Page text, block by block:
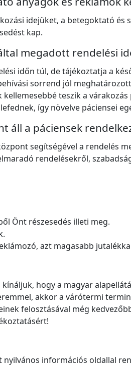
idejüket, a betegoktató
kap.
megadott rendelési
időn túl, de tájékoztatja a
sorrend jól
teszik a várakozás
így növelve páciensei
áll a páciensek
segítségével a rendelés
rendelésekről,
Önt részesedés illeti meg.
azt magasabb
hogy a magyar
akkor a várótermi
felosztásával még
információs oldallal